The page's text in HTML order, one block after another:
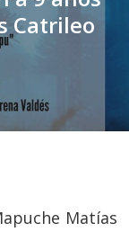
Catrileo
Matías